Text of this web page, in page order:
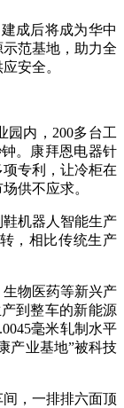
成后将成为华中
范基地，助力全
安全。
内，200多台工
。康拜恩电器针
专利，让冷柜在
供不应求。
机器人智能生产
，相比传统生产
物医药等新兴产
到整车的新能源
毫米轧制水平
产业基地”被科技
，一排排六面顶